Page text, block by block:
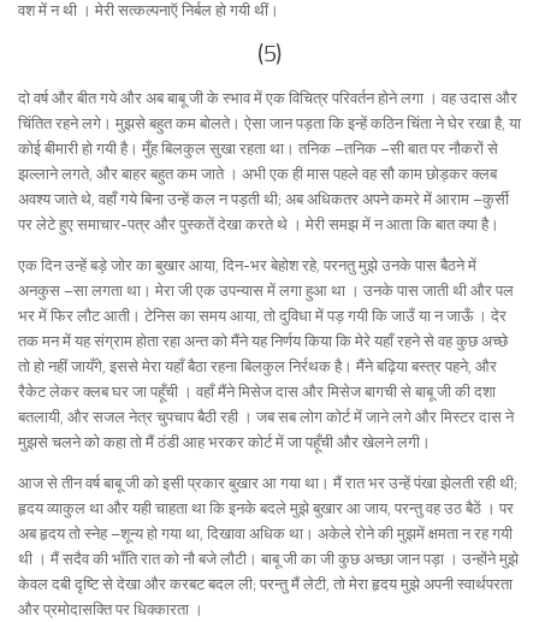
वश में न थी । मेरी सत्कल्पनाऍ निर्बल हो गयी थीं।
(5)
दो वर्ष और बीत गये और अब बाबू जी के स्भाव में एक विचित्र परिवर्तन होने लगा । वह उदास और
चिंतित रहने लगे। मुझसे बहुत कम बोलते। ऐसा जान पड़ता कि इन्हें कठिन चिंता ने घेर रखा है, या
कोई बीमारी हो गयी है। मुँह बिलकुल सुखा रहता था। तनिक –तनिक –सी बात पर नौकरों से
झल्लाने लगते, और बाहर बहुत कम जाते । अभी एक ही मास पहले वह सौ काम छोड़कर क्लब
अवश्य जाते थे, वहाँ गये बिना उन्हें कल न पड़ती थी; अब अधिकतर अपने कमरे में आराम –कुर्सी
पर लेटे हुए समाचार-पत्र और पुस्कतें देखा करते थे । मेरी समझ में न आता कि बात क्या है।
एक दिन उन्हें बड़े जोर का बुखार आया, दिन-भर बेहोश रहे, परनतु मुझे उनके पास बैठने में
अनकुस –सा लगता था। मेरा जी एक उपन्यास में लगा हुआ था । उनके पास जाती थी और पल
भर में फिर लौट आती। टेनिस का समय आया, तो दुविधा में पड़ गयी कि जाउँ या न जाऊँ । देर
तक मन में यह संग्राम होता रहा अन्त को मैंने यह निर्णय किया कि मेरे यहाँ रहने से वह कुछ अच्छे
तो हो नहीं जायँगे, इससे मेरा यहाँ बैठा रहना बिलकुल निर्रथक है। मैंने बढ़िया बस्त्र पहने, और
रैकेट लेकर क्लब घर जा पहूँची । वहाँ मैंने मिसेज दास और मिसेज बागची से बाबू जी की दशा
बतलायी, और सजल नेत्र चुपचाप बैठी रही । जब सब लोग कोर्ट में जाने लगे और मिस्टर दास ने
मुझसे चलने को कहा तो मैं ठंडी आह भरकर कोर्ट में जा पहूँची और खेलने लगी।
आज से तीन वर्ष बाबू जी को इसी प्रकार बुखार आ गया था। मैं रात भर उन्हें पंखा झेलती रही थी;
हृदय व्याकुल था और यही चाहता था कि इनके बदले मुझे बुखार आ जाय, परन्तु वह उठ बैठें । पर
अब हृदय तो स्नेह –शून्य हो गया था, दिखावा अधिक था। अकेले रोने की मुझमें क्षमता न रह गयी
थी । मैं सदैव की भाँति रात को नौ बजे लौटी। बाबू जी का जी कुछ अच्छा जान पड़ा । उन्होंने मुझे
केवल दबी दृष्टि से देखा और करबट बदल ली; परन्तु मैं लेटी, तो मेरा हृदय मुझे अपनी स्वार्थपरता
और प्रमोदासक्ति पर धिक्कारता ।